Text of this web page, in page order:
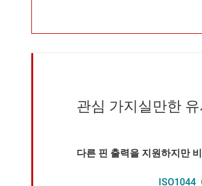
관심 가지실만한
다른 핀 출력을 지원하지만
ISO1044